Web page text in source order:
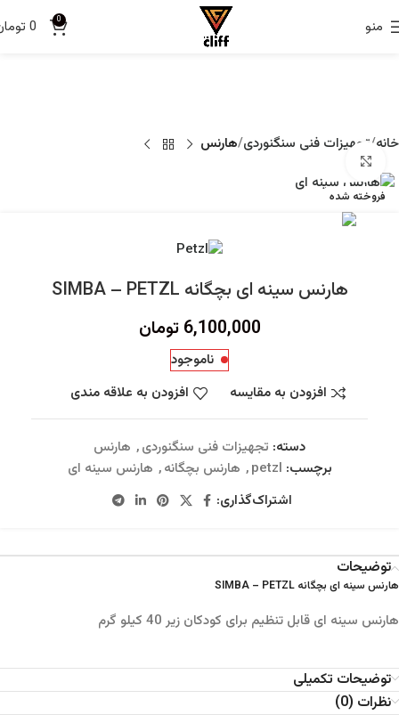
منو 0
0
خانه تجهیزات فنی سنگنوردی هارنس
فروخته شده
هارنس سینه ای بچگانه SIMBA – PETZL
6,100,000 تومان
ناموجود
افزودن به مقایسه
افزودن به علاقه مندی
دسته: تجهیزات فنی سنگنوردی, هارنس
برچسب: petzl
, هارنس بچگانه, هارنس سینه ای
اشتراک‌گذاری:
توضیحات
هارنس سینه ای بچگانه SIMBA – PETZL
هارنس سینه ای قابل تنظیم برای کودکان زیر 40 کیلو گرم
توضیحات تکمیلی
نظرات (0)